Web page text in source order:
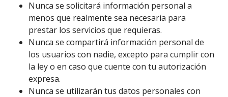
Nunca se solicitará información personal a
menos que realmente sea necesaria para
prestar los servicios que requieras.
Nunca se compartirá información personal de
los usuarios con nadie, excepto para cumplir con
la ley o en caso que cuente con tu autorización
expresa.
Nunca se utilizarán tus datos personales con